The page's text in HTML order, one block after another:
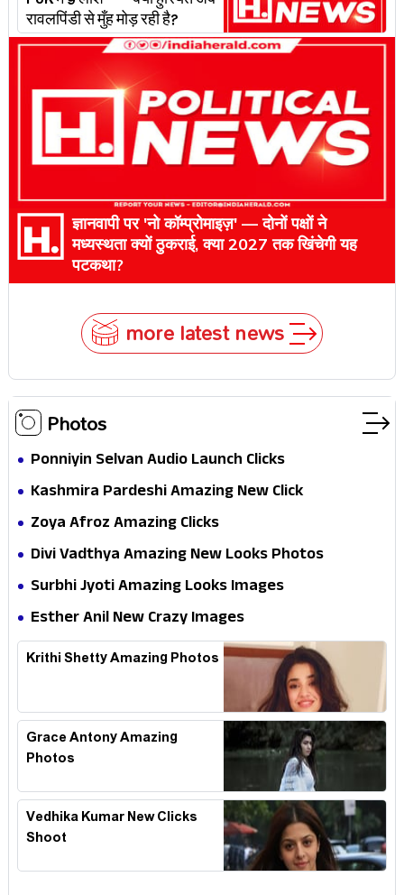
रावलपिंडी से मुँह मोड़ रही है?
ज्ञानवापी पर 'नो कॉम्प्रोमाइज़' — दोनों पक्षों ने
मध्यस्थता क्यों ठुकराई, क्या 2027 तक खिंचेगी यह
पटकथा?
more latest news
Photos
Ponniyin Selvan Audio Launch Clicks
Kashmira Pardeshi Amazing New Click
Zoya Afroz Amazing Clicks
Divi Vadthya Amazing New Looks Photos
Surbhi Jyoti Amazing Looks Images
Esther Anil New Crazy Images
Krithi Shetty Amazing Photos
Grace Antony Amazing
Photos
Vedhika Kumar New Clicks
Shoot